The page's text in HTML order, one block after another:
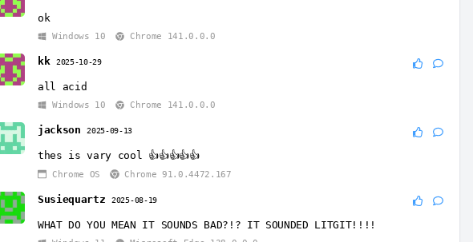
ok
Windows 10 Chrome 141.0.0.0
kk 2025-10-29
all acid
Windows 10 Chrome 141.0.0.0
jackson 2025-09-13
thes is vary cool 👍👍👍👍👍
Chrome OS Chrome 91.0.4472.167
Susiequartz 2025-08-19
WHAT DO YOU MEAN IT SOUNDS BAD?!? IT SOUNDED LITGIT!!!!